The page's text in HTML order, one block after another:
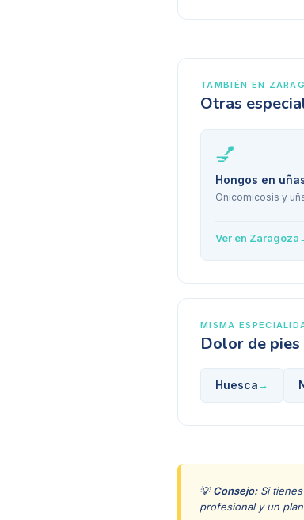
TAMBIÉN EN
Otras
💅
Hongos en
Onicomicosis y
Ver en Zaragoza
MISMA
Dolor de pies
Huesca →
💡Consejo:Si tienes
profesional y un